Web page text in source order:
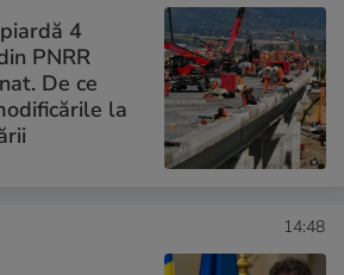
4
PNRR
De ce
la
14:48